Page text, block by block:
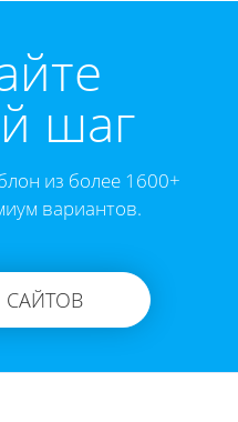
шаг
из более 1600+
вариантов.